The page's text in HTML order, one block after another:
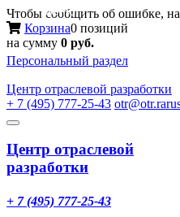
Чтобы сообщить об ошибке,
Корзина0 позиций
на сумму 0 руб.
Персональный раздел
Центр отраслевой разработки
+ 7 (495) 777-25-43
Toggle
Меню
Центр отраслевой
разработки
+ 7 (495) 777-25-43